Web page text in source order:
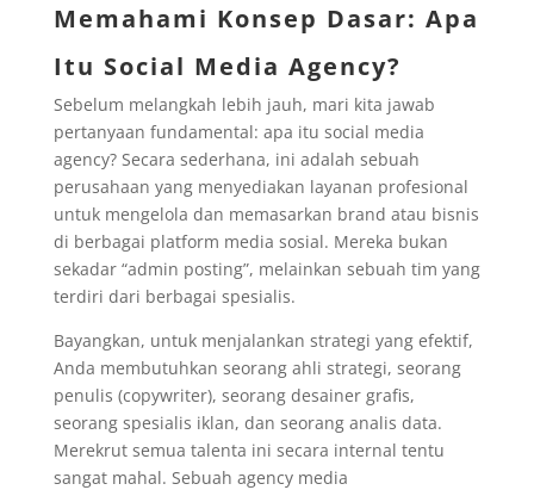
Memahami Konsep Dasar: Apa
Itu Social Media Agency?
Sebelum melangkah lebih jauh, mari kita jawab
pertanyaan fundamental: apa itu social media
agency? Secara sederhana, ini adalah sebuah
perusahaan yang menyediakan layanan profesional
untuk mengelola dan memasarkan brand atau bisnis
di berbagai platform media sosial. Mereka bukan
sekadar “admin posting”, melainkan sebuah tim yang
terdiri dari berbagai spesialis.
Bayangkan, untuk menjalankan strategi yang efektif,
Anda membutuhkan seorang ahli strategi, seorang
penulis (copywriter), seorang desainer grafis,
seorang spesialis iklan, dan seorang analis data.
Merekrut semua talenta ini secara internal tentu
sangat mahal. Sebuah agency media